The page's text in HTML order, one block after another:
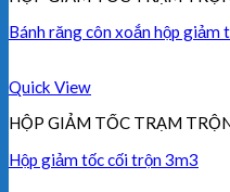
Bánh răng côn xoắn hộp giảm
Quick View
HỘP GIẢM TỐC TRẠM
Hộp giảm tốc cối trộn 3m3